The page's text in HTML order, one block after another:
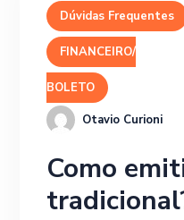
Dúvidas Frequentes
FINANCEIRO/
BOLETO
Otavio Curioni
Como